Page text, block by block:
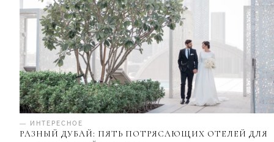
— ИНТЕРЕСНОЕ
РАЗНЫЙ ДУБАЙ: ПЯТЬ ПОТРЯСАЮЩИХ ОТЕЛЕЙ ДЛЯ